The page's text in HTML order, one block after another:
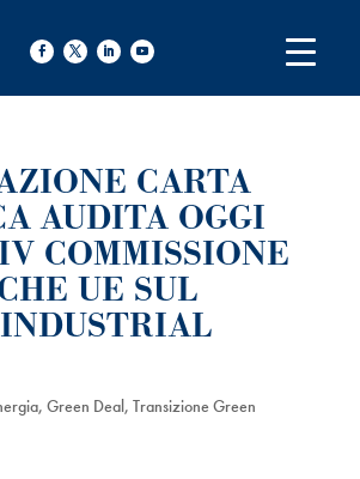
CARTA
AUDITA OGGI
COMMISSIONE
UE SUL
, Green Deal, Transizione Green